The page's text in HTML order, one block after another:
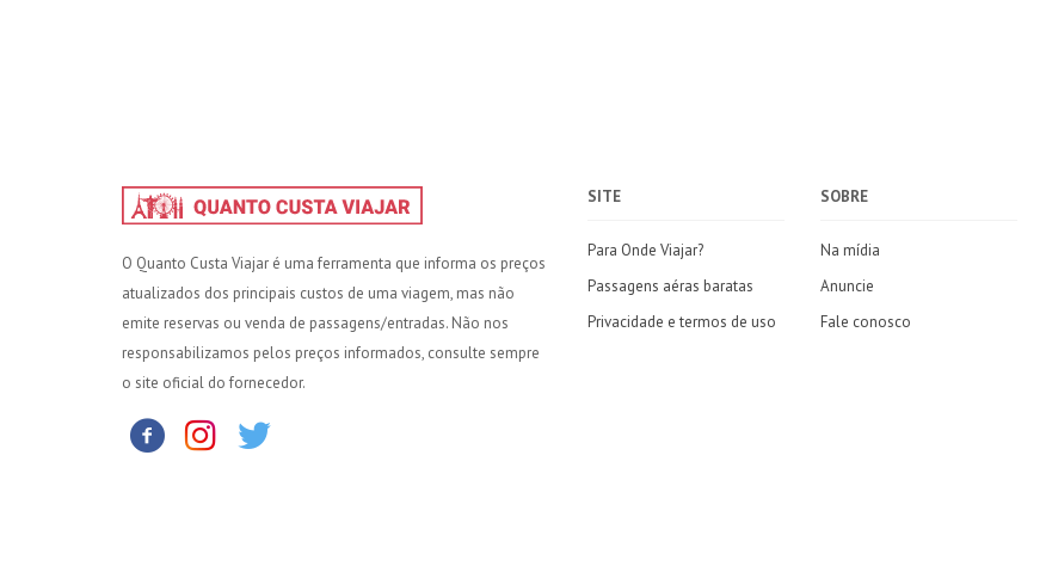
O Quanto Custa Viajar é uma ferramenta que informa os preços
atualizados dos principais custos de uma viagem, mas não
emite reservas ou venda de passagens/entradas. Não nos
responsabilizamos pelos preços informados, consulte sempre
o site oficial do fornecedor.
SITE
Para Onde Viajar?
Passagens aéras baratas
Privacidade e termos de uso
SOBRE
Na mídia
Anuncie
Fale conosco